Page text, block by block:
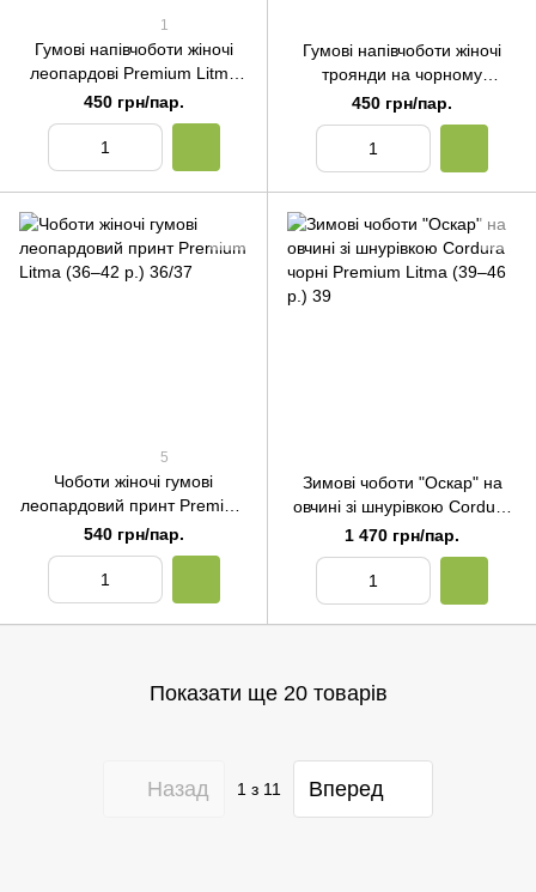
1
Гумові напівчоботи жіночі
леопардові Premium Litma
(36–41 р.) 36
450 грн/пар.
Гумові напівчоботи жіночі
троянди на чорному
Premium Litma (36–41 р.) 36
450 грн/пар.
5
Чоботи жіночі гумові
леопардовий принт Premium
Litma (36–42 р.) 36/37
540 грн/пар.
Зимові чоботи "Оскар" на
овчині зі шнурівкою Cordura
чорні Premium Litma (39–46
р.) 39
1 470 грн/пар.
Показати ще 20 товарів
Назад 1 з 11 Вперед